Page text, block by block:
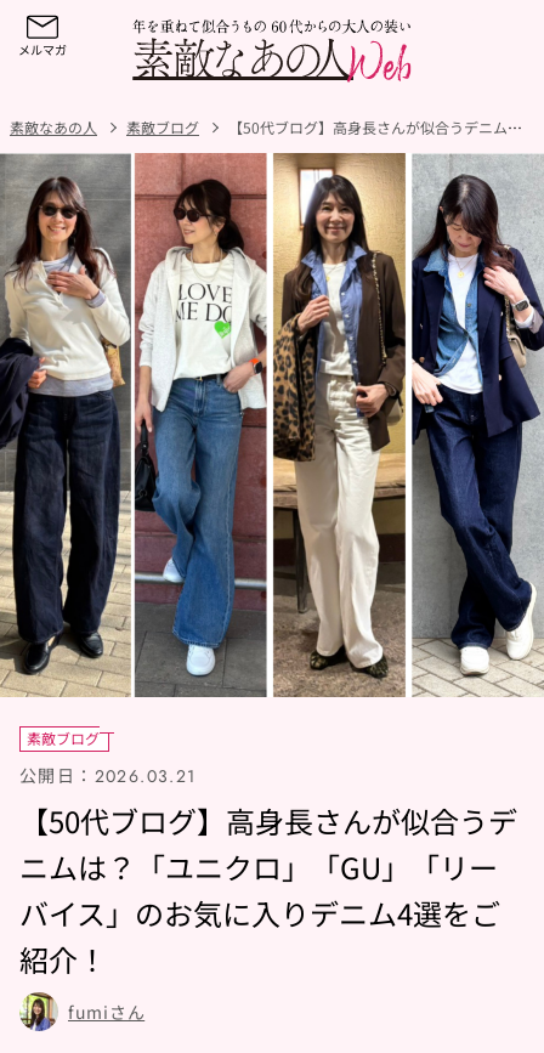
素敵なあの人 素敵ブログ 【50代ブログ】高身長さんが似合うデニムは？「ユニクロ」「GU」「リーバイス」のお気に入りデニム4選をご紹介！
素敵ブログ
公開日： 2026.03.21
【50代ブログ】高身長さんが似合うデ
ニムは？「ユニクロ」「GU」「リー
バイス」のお気に入りデニム4選をご
紹介！
fumiさん